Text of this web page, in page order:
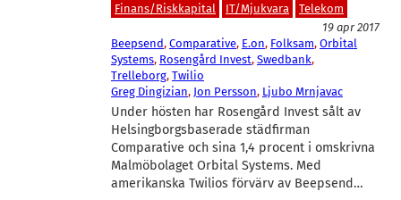
Finans/Riskkapital IT/Mjukvara
Telekom
19 apr 2017
Beepsend, Comparative, E.on, Folksam, Orbital
Systems, Rosengård Invest, Swedbank
Trelleborg, Twilio
Greg Dingizian, Jon Persson, Ljubo Mrnjavac
Under hösten har Rosengård Invest sålt av
Helsingborgsbaserade städfirman
Comparative och sina 1,4 procent i omskrivna
Malmöbolaget Orbital Systems. Med
amerikanska Twilios förvärv av Beepsend…